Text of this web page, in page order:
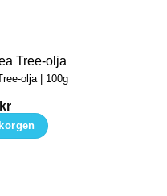
olja | 100g
kr